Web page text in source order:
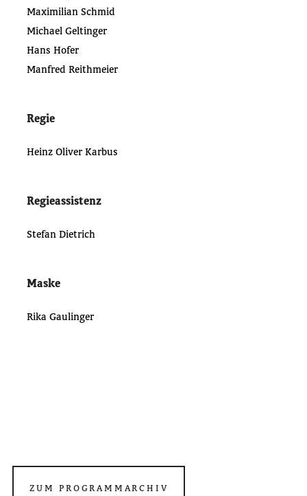
Maximilian Schmid
Michael Geltinger
Hans Hofer
Manfred Reithmeier
Regie
Heinz Oliver Karbus
Regieassistenz
Stefan Dietrich
Maske
Rika Gaulinger
ZUM PROGRAMMARCHIV